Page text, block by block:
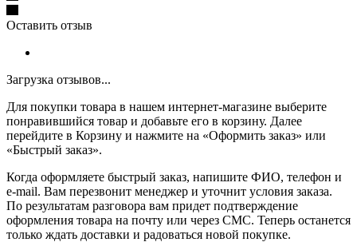
Оставить отзыв
Загрузка отзывов...
Для покупки товара в нашем интернет-магазине выберите
понравившийся товар и добавьте его в корзину. Далее
перейдите в Корзину и нажмите на «Оформить заказ» или
«Быстрый заказ».
Когда оформляете быстрый заказ, напишите ФИО, телефон и
e-mail. Вам перезвонит менеджер и уточнит условия заказа.
По результатам разговора вам придет подтверждение
оформления товара на почту или через СМС. Теперь останется
только ждать доставки и радоваться новой покупке.